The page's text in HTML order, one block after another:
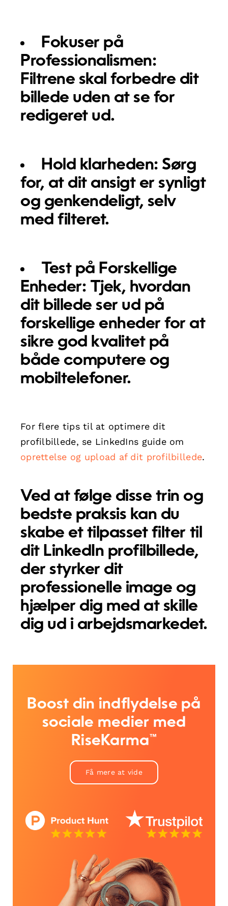
Fokuser på
Professionalismen:
Filtrene skal forbedre dit
billede uden at se for
redigeret ud.
Hold klarheden: Sørg
for, at dit ansigt er synligt
og genkendeligt, selv
med filteret.
Test på Forskellige
Enheder: Tjek, hvordan
dit billede ser ud på
forskellige enheder for at
sikre god kvalitet på
både computere og
mobiltelefoner.
For flere tips til at optimere dit
profilbillede, se LinkedIns guide om
oprettelse og upload af dit profilbillede.
Ved at følge disse trin og
bedste praksis kan du
skabe et tilpasset filter til
dit LinkedIn profilbillede,
der styrker dit
professionelle image og
hjælper dig med at skille
dig ud i arbejdsmarkedet.
Boost din indflydelse på
sociale medier med
RiseKarma™
Få mere at vide